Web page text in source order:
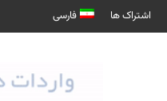
اشتراک ها فارسی